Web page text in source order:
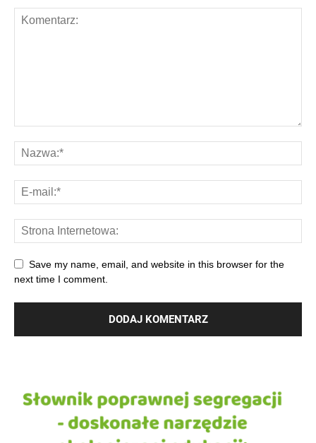
Save my name, email, and website in this browser for the
next time I comment.